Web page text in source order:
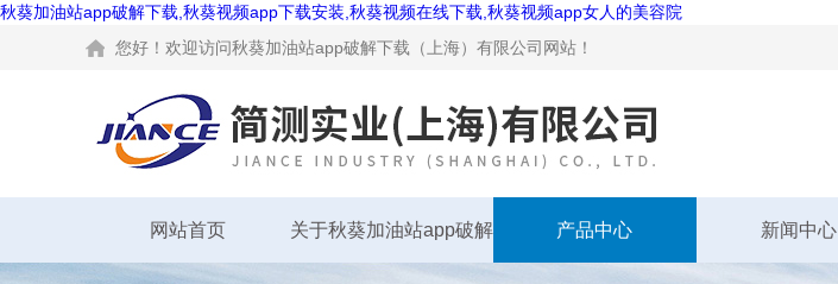
秋葵加油站app破解下载,秋葵视频app下载安装,秋葵视频在线下载,秋葵视频app女人的美容院
您好！欢迎访问秋葵加油站app破解下载（上海）有限公司网站！
网站首页 关于秋葵加油站app破解 产品中心 新闻中心